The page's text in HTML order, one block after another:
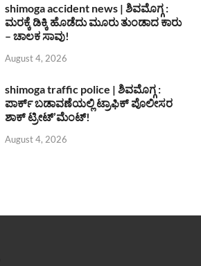
shimoga accident news | ಶಿವಮೊಗ್ಗ :
ಮರಕ್ಕೆ ಡಿಕ್ಕಿ ಹೊಡೆದು ಮೂರು ತುಂಡಾದ ಕಾರು
– ಚಾಲಕ ಸಾವು!
August 4, 2026
shimoga traffic police | ಶಿವಮೊಗ್ಗ :
ಪಾರ್ಕ್ ಬಡಾವಣೆಯಲ್ಲಿ ಟ್ರಾಫಿಕ್ ಪೊಲೀಸರ
ಶಾಕ್ ಟ್ರೀಟ್’ಮೆಂಟ್!
August 4, 2026